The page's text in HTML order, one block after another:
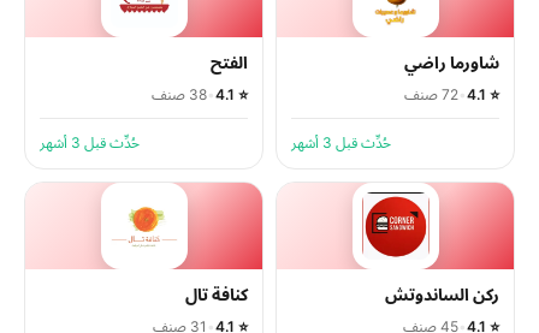
شاورما راضي
⭐ 4.1 72 صنف
حُدِّث قبل 3 أشهر
الفتح
⭐ 4.1 38 صنف
حُدِّث قبل 3 أشهر
ركن الساندوتش
⭐ 4.1 45 صنف
كنافة تال
⭐ 4.1 31 صنف